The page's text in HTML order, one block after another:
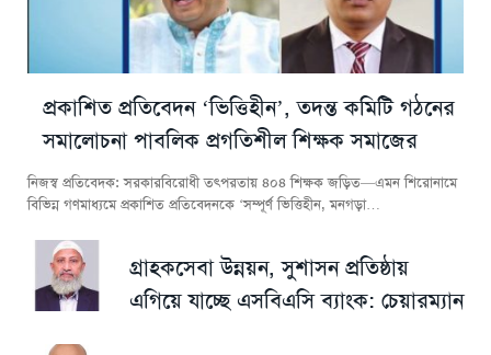
প্রকাশিত প্রতিবেদন ‘ভিত্তিহীন’, তদন্ত কমিটি গঠনের
সমালোচনা পাবলিক প্রগতিশীল শিক্ষক সমাজের
নিজস্ব প্রতিবেদক: সরকারবিরোধী তৎপরতায় ৪০৪ শিক্ষক জড়িত—এমন শিরোনামে
বিভিন্ন গণমাধ্যমে প্রকাশিত প্রতিবেদনকে ‘সম্পূর্ণ ভিত্তিহীন, মনগড়া…
গ্রাহকসেবা উন্নয়ন, সুশাসন প্রতিষ্ঠায়
এগিয়ে যাচ্ছে এসবিএসি ব্যাংক: চেয়ারম্যান